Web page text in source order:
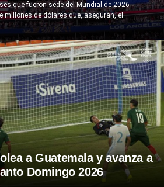
que fueron sede del Mundial de 2026
millones de dólares que, aseguran, el
a Guatemala y avanza a
Domingo 2026